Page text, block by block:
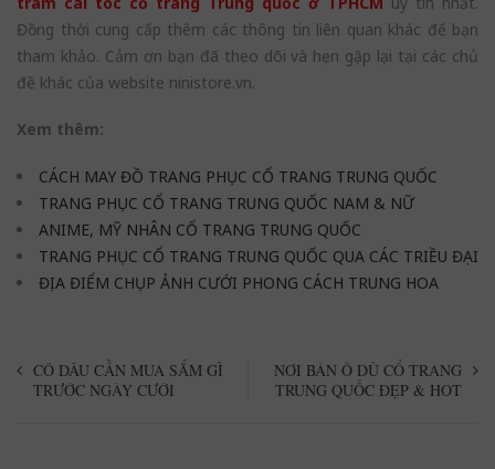
Đồng thời cung cấp thêm các thông tin liên quan khác để bạn
tham khảo. Cảm ơn bạn đã theo dõi và hẹn gặp lại tại các chủ
đề khác của website ninistore.vn.
Xem thêm:
CÁCH MAY ĐỒ TRANG PHỤC CỔ TRANG TRUNG QUỐC
TRANG PHỤC CỔ TRANG TRUNG QUỐC NAM & NỮ
ANIME, MỸ NHÂN CỔ TRANG TRUNG QUỐC
TRANG PHỤC CỔ TRANG TRUNG QUỐC QUA CÁC TRIỀU ĐẠI
ĐỊA ĐIỂM CHỤP ẢNH CƯỚI PHONG CÁCH TRUNG HOA
CÔ DÂU CẦN MUA SẮM GÌ
TRƯỚC NGÀY CƯỚI
NƠI BÁN Ô DÙ CỔ TRANG
TRUNG QUỐC ĐẸP & HOT